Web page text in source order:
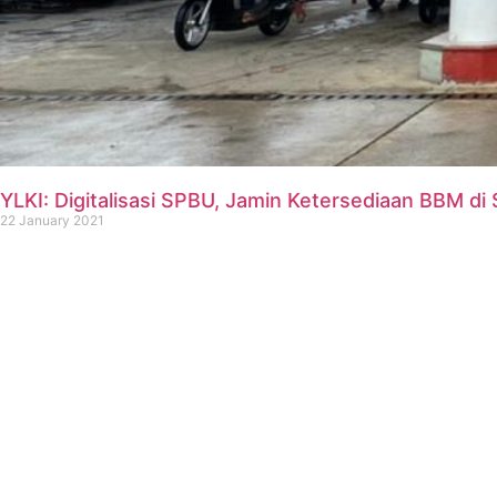
YLKI: Digitalisasi SPBU, Jamin Ketersediaan BBM di
22 January 2021